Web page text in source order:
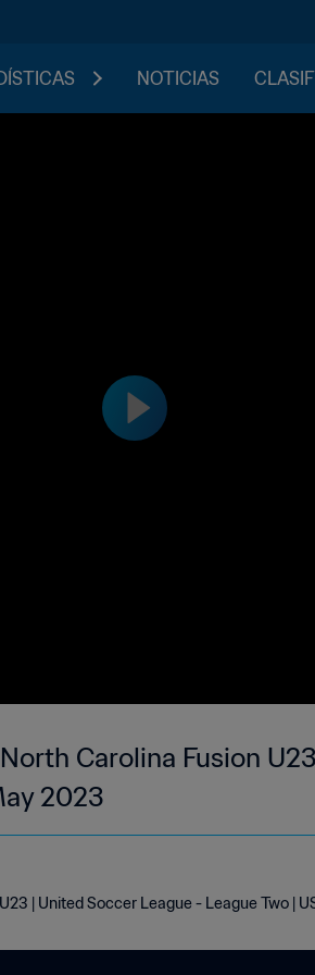
NOTICIAS
Carolina Fusion
2023
| United Soccer League - League Two |